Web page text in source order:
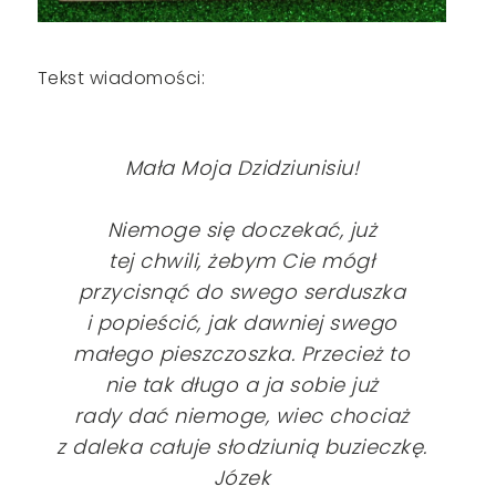
Tekst wiadomości:
Mała Moja Dzidziunisiu!
Niemoge się doczekać, już
tej chwili, żebym Cie mógł
przycisnąć do swego serduszka
i popieścić, jak dawniej swego
małego pieszczoszka. Przecież to
nie tak długo a ja sobie już
rady dać niemoge, wiec chociaż
z daleka całuje słodziunią buzieczkę.
Józek